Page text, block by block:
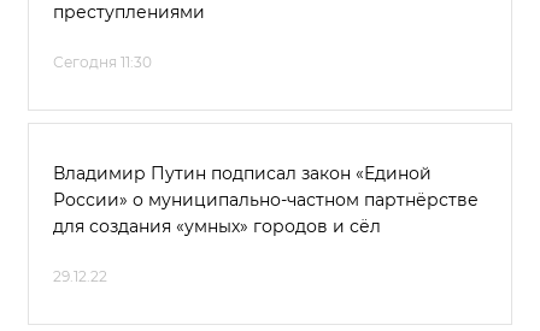
преступлениями
Сегодня 11:30
Владимир Путин подписал закон «Единой
России» о муниципально-частном партнёрстве
для создания «умных» городов и сёл
29.12.22